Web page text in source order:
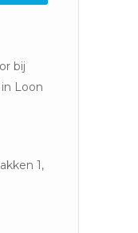
bij
Loon
1,